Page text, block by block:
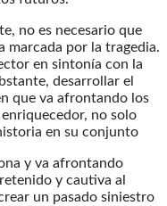
no es necesario que
marcada por la tragedia.
en sintonía con la
desarrollar el
que va afrontando los
no solo
en su conjunto
y va afrontando
y cautiva al
un pasado siniestro